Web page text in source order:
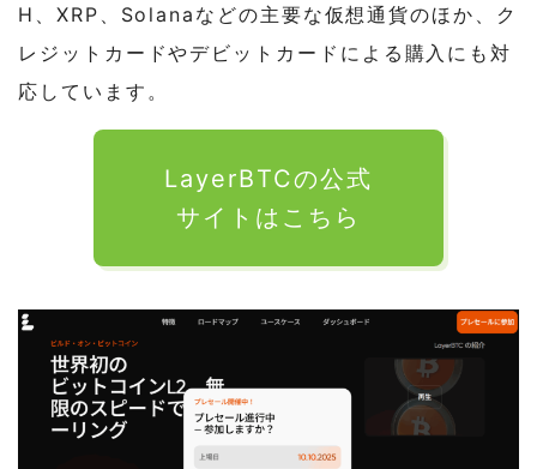
H、XRP、Solanaなどの主要な仮想通貨のほか、ク
レジットカードやデビットカードによる購入にも対
応しています。
LayerBTCの公式
サイトはこちら